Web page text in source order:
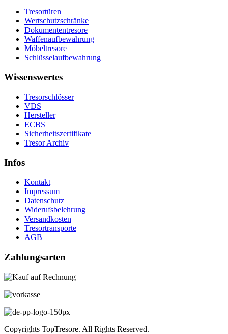
Tresortüren
Wertschutzschränke
Dokumententresore
Waffenaufbewahrung
Möbeltresore
Schlüsselaufbewahrung
Wissenswertes
Tresorschlösser
VDS
Hersteller
ECBS
Sicherheitszertifikate
Tresor Archiv
Infos
Kontakt
Impressum
Datenschutz
Widerufsbelehrung
Versandkosten
Tresortransporte
AGB
Zahlungsarten
Copyrights TopTresore. All Rights Reserved.